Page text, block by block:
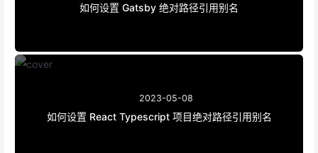
如何设置 Gatsby 绝对路径引用别名
2023-05-08
如何设置 React Typescript 项目绝对路径引用别名